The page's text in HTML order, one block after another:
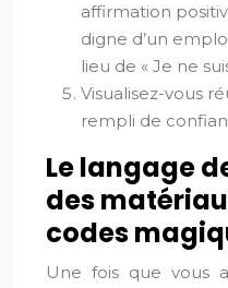
affirmation
digne d’un
lieu de « Je ne
Visualisez-vous
rempli de
Le langage
des
codes
Une fois que vous